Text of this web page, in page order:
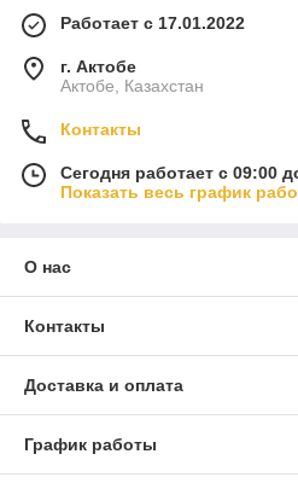
Работает с 17.01.2022
г. Актобе
Актобе, Казахстан
Контакты
Сегодня работает с 09:00
Показать весь график
О нас
Контакты
Доставка и оплата
График работы